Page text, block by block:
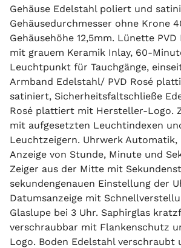
Gehäuse Edelstahl poliert und
Gehäusedurchmesser ohne Krone
Gehäusehöhe 12,5mm. Lünette
mit grauem Keramik Inlay, 60-
Leuchtpunkt für Tauchgänge,
Armband Edelstahl/ PVD Rosé
satiniert, Sicherheitsfaltschließe
Rosé plattiert mit Hersteller-Logo.
mit aufgesetzten Leuchtindexen
Leuchtzeigern. Uhrwerk Automatik,
Anzeige von Stunde, Minute und
Zeiger aus der Mitte mit
sekundengenauen Einstellung der
Datumsanzeige mit
Glaslupe bei 3 Uhr. Saphirglas
verschraubbar mit Flankenschutz
Logo. Boden Edelstahl verschraubt